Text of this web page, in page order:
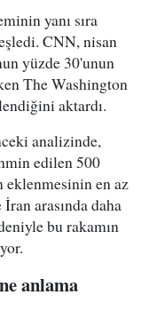
yanı sıra
CNN, nisan
yüzde 30'unun
The Washington
aktardı.
analizinde,
edilen 500
eklenmesinin en az
arasında daha
bu rakamın
anlama